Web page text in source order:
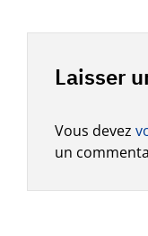
Laisser
Vous devez
un